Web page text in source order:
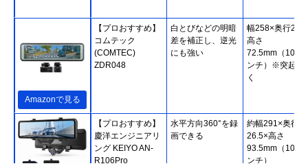
Amazonで見る
【プロおすすめ】
コムテック
(COMTEC)
ZDR048
白とびなどの明暗
差を補正し、逆光
にも強い
幅258×奥行
高さ
72.5mm（10.66
ンチ）※突起部
く
【プロおすすめ】
慶洋エンジニアリ
ング KEIYO AN-
R106Pro
水平方向360°を録
画できる
約幅291×奥行
26.5×高さ
93.5mm（10.7
ンチ）